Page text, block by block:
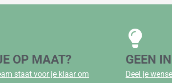
OP MAAT?
staat voor je klaar om
GEEN
Deel je